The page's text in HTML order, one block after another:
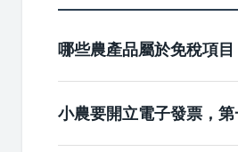
哪些農產品屬於免稅項目
小農要開立電子發票，